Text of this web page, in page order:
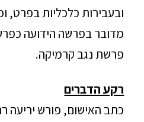
ובעבירות כלכליות בפרט,
מדובר בפרשה הידועה
פרשת נגב קרמיקה.
רקע הדברים
כתב האישום, פורש יריעה